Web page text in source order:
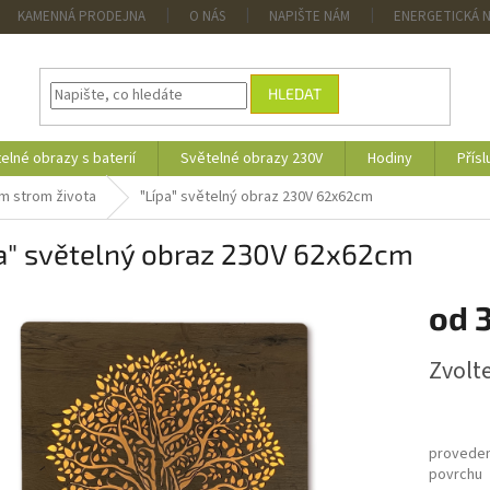
KAMENNÁ PRODEJNA O NÁS NAPIŠTE NÁM ENERGETICKÁ
HLEDAT
obrazy s baterií Světelné obrazy 230V Hodiny
strom života "Lípa" světelný obraz 230V 62x62cm
světelný obraz 230V 62x62cm
od
cena:
povrchu